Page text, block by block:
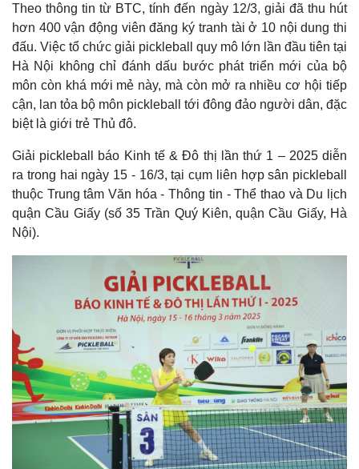
Thế giới
Quan sát
Cuộc sống đó đây
Video
Ảnh
E-Magazine
Infographic
Theo thông tin từ BTC, tính đến ngày 12/3, giải đã thu hút
hơn 400 vận động viên đăng ký tranh tài ở 10 nội dung thi
đấu. Việc tổ chức giải pickleball quy mô lớn lần đầu tiên tại
Hà Nội không chỉ đánh dấu bước phát triển mới của bộ
môn còn khá mới mẻ này, mà còn mở ra nhiều cơ hội tiếp
cận, lan tỏa bộ môn pickleball tới đông đảo người dân, đặc
biệt là giới trẻ Thủ đô.
Giải pickleball báo Kinh tế & Đô thị lần thứ 1 – 2025 diễn
ra trong hai ngày 15 - 16/3, tại cụm liên hợp sân pickleball
thuộc Trung tâm Văn hóa - Thông tin - Thể thao và Du lịch
quận Cầu Giấy (số 35 Trần Quý Kiên, quận Cầu Giấy, Hà
Nội).